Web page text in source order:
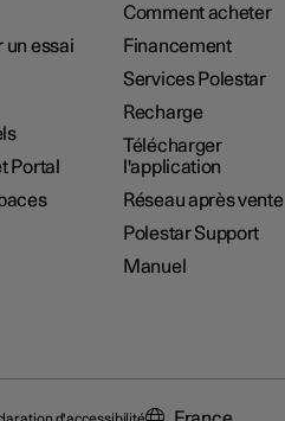
un essai
Portal
Comment acheter
Financement
Services Polestar
Recharge
Télécharger
l'application
Réseau après vente
Polestar Support
Manuel